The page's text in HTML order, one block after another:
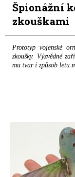
Špionážní
zkouškami
Prototyp vojenské
zkoušky. Výzvědné
mu tvar i způsob letu